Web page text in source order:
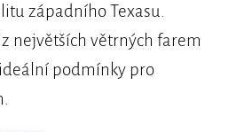
západního Texasu.
největších větrných farem
podmínky pro